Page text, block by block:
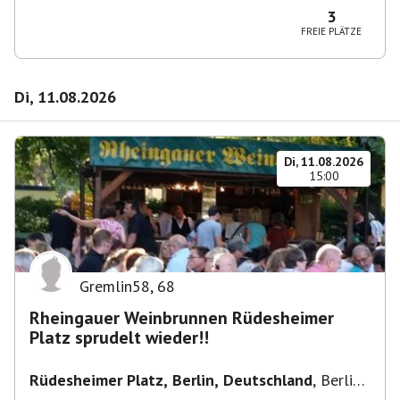
3
FREIE PLÄTZE
Di, 11.08.2026
Di, 11.08.2026
15:00
Gremlin58, 68
Rheingauer Weinbrunnen Rüdesheimer
Platz sprudelt wieder!!
Rüdesheimer Platz, Berlin, Deutschland, Berlin-